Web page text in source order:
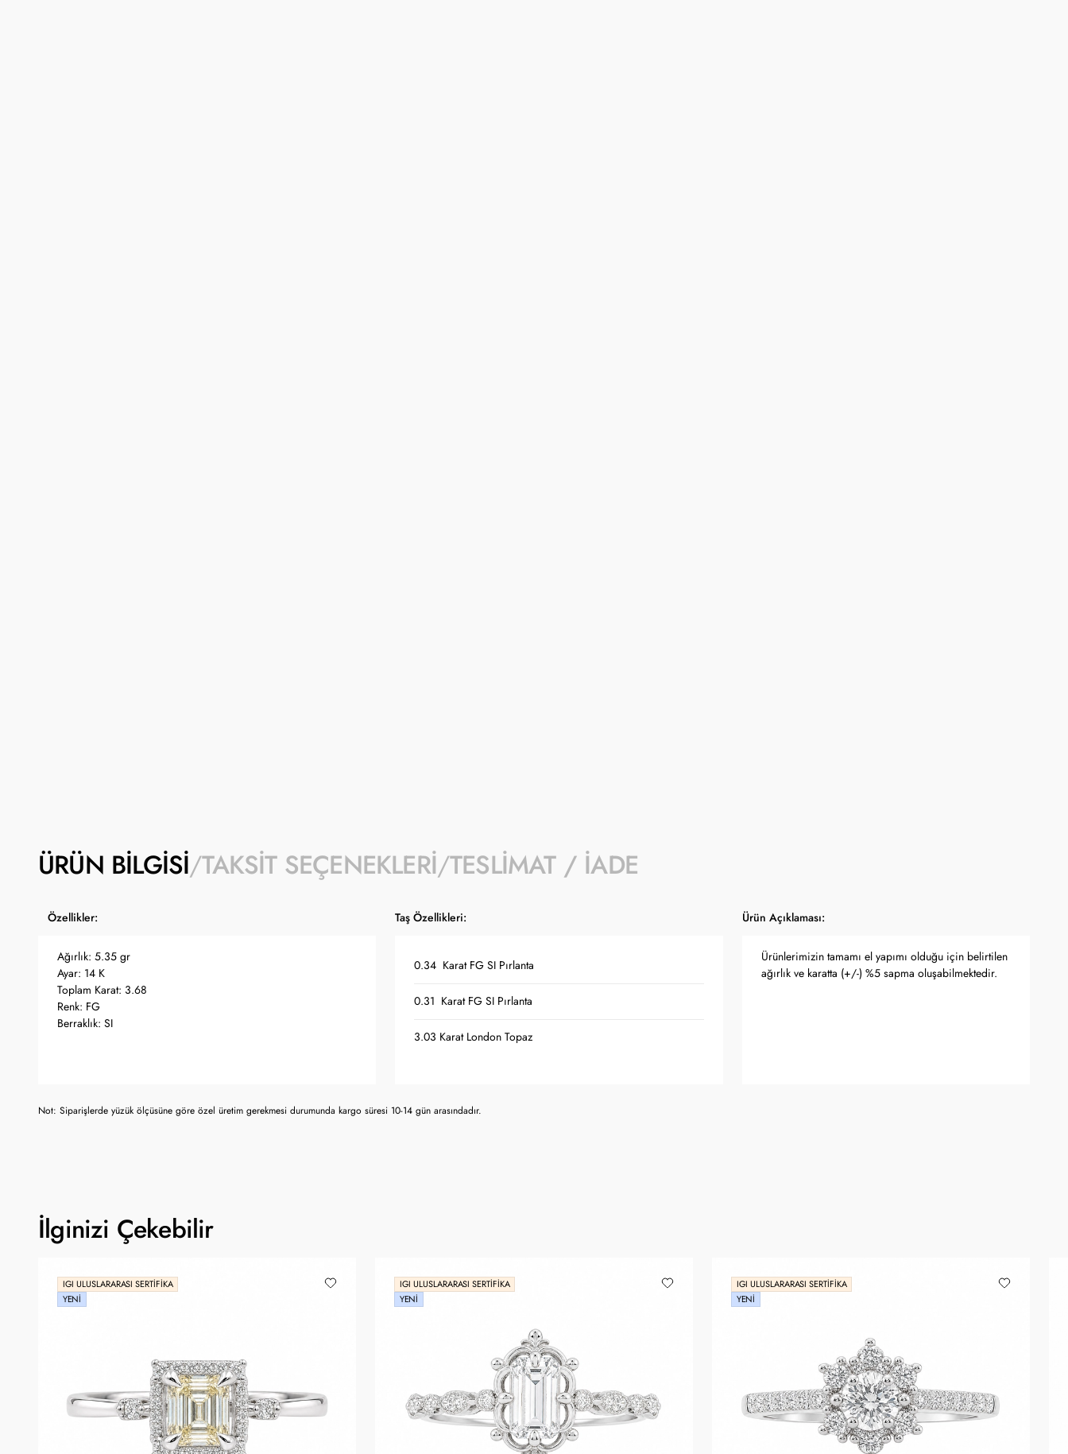
ÜRÜN BILGISI TAKSIT SEÇENEKLERI TESLIMAT / İADE
Özellikler: Taş Özellikleri: Ürün Açıklaması:
Ağırlık: 5.35 gr
Ayar: 14 K
Toplam Karat: 3.68
Renk: FG
Berraklık: SI
0.34 Karat FG SI Pırlanta
0.31 Karat FG SI Pırlanta
3.03 Karat London Topaz
Ürünlerimizin tamamı el yapımı olduğu için belirtilen
ağırlık ve karatta (+/-) %5 sapma oluşabilmektedir.
Not: Siparişlerde yüzük ölçüsüne göre özel üretim gerekmesi durumunda kargo süresi 10-14 gün arasındadır.
İlginizi Çekebilir
IGI ULUSLARARASI SERTIFIKA
YENI
IGI ULUSLARARASI SERTIFIKA
YENI
IGI ULUSLARARASI SERTIFIKA
YENI